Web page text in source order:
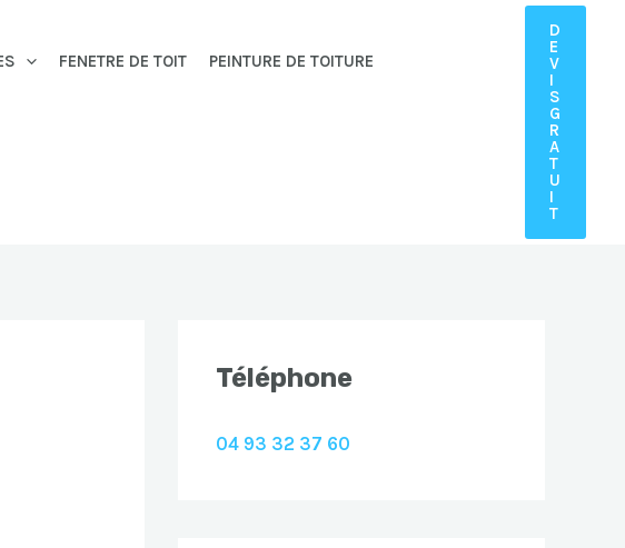
FENETRE DE TOIT PEINTURE DE TOITURE
D
E
V
I
S
G
R
A
T
U
I
T
Téléphone
04 93 32 37 60